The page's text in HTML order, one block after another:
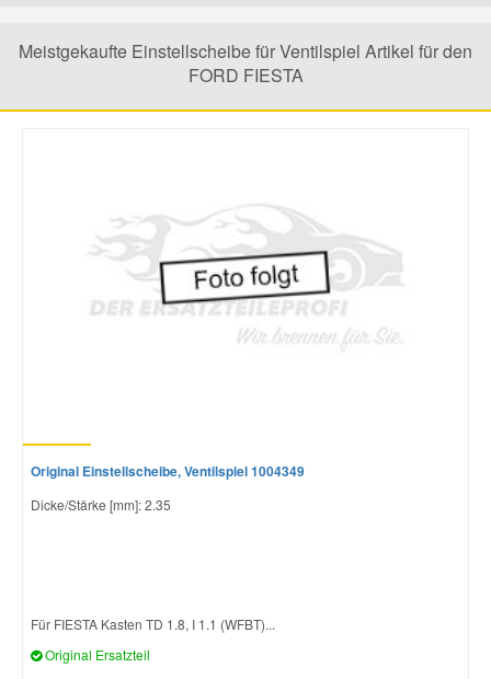
Meistgekaufte Einstellscheibe für Ventilspiel Artikel für den
FORD FIESTA
Original Einstellscheibe, Ventilspiel 1004349
Dicke/Stärke [mm]: 2.35
Für FIESTA Kasten TD 1.8, I 1.1 (WFBT)...
Original Ersatzteil
Jeep Ersatzteile
Kia Ersatzteile
Mazda Ersatzteile
Mercedes Ersatzteile
Nissan Ersatzteile